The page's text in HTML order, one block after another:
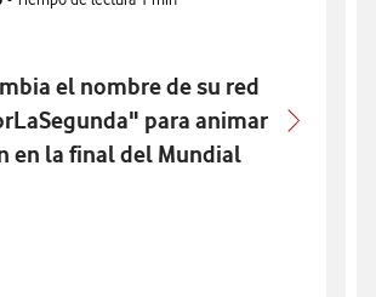
relacionados con
notas de prensa relacionados con
el nombre de su red
para animar
en la final del Mundial